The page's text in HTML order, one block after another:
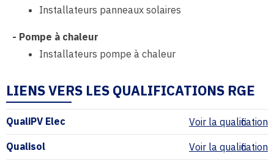
Installateurs panneaux solaires
- Pompe à chaleur
Installateurs pompe à chaleur
LIENS VERS LES QUALIFICATIONS RGE
QualiPV Elec
Voir la qualification
Qualisol
Voir la qualification